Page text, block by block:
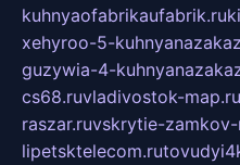
kuhnyaofabrikaufabrik.ru
xehyroo-5-
guzywia-4-
cs68.ruvladivostok-map.ru
raszar.ruvskrytie-zamkov-
lipetsktelecom.ru